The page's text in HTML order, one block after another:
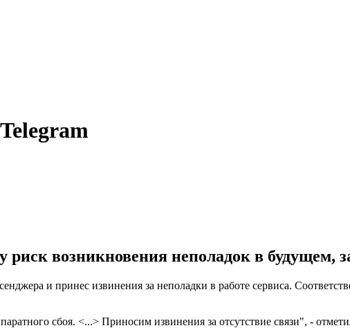
возникновения неполадок в будущем,
и принес извинения за неполадки в работе сервиса.
сбоя. <...> Приносим извинения за отсутствие связи", -